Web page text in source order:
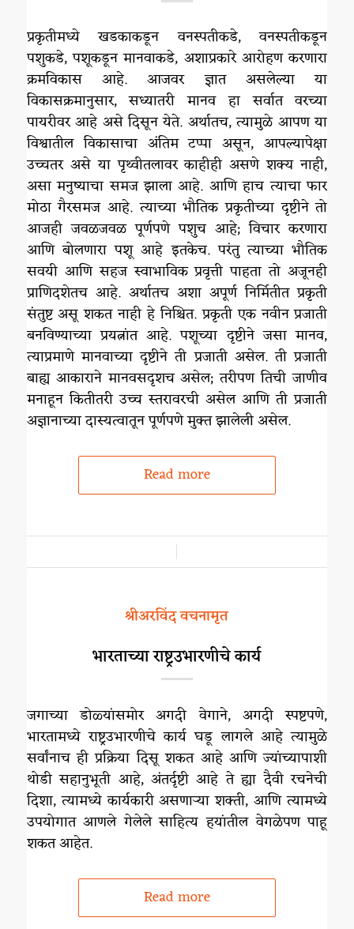
प्रकृतीमध्ये खडकाकडून वनस्पतीकडे, वनस्पतीकडून
पशुकडे, पशूकडून मानवाकडे, अशाप्रकारे आरोहण करणारा
क्रमविकास आहे. आजवर ज्ञात असलेल्या या
विकासक्रमानुसार, सध्यातरी मानव हा सर्वात वरच्या
पायरीवर आहे असे दिसून येते. अर्थातच, त्यामुळे आपण या
विश्वातील विकासाचा अंतिम टप्पा असून, आपल्यापेक्षा
उच्चतर असे या पृथ्वीतलावर काहीही असणे शक्य नाही,
असा मनुष्याचा समज झाला आहे. आणि हाच त्याचा फार
मोठा गैरसमज आहे. त्याच्या भौतिक प्रकृतीच्या दृष्टीने तो
आजही जवळजवळ पूर्णपणे पशुच आहे; विचार करणारा
आणि बोलणारा पशू आहे इतकेच. परंतु त्याच्या भौतिक
सवयी आणि सहज स्वाभाविक प्रवृत्ती पाहता तो अजूनही
प्राणिदशेतच आहे. अर्थातच अशा अपूर्ण निर्मितीत प्रकृती
संतुष्ट असू शकत नाही हे निश्चित. प्रकृती एक नवीन प्रजाती
बनविण्याच्या प्रयत्नांत आहे. पशूच्या दृष्टीने जसा मानव,
त्याप्रमाणे मानवाच्या दृष्टीने ती प्रजाती असेल. ती प्रजाती
बाह्य आकाराने मानवसदृशच असेल; तरीपण तिची जाणीव
मनाहून कितीतरी उच्च स्तरावरची असेल आणि ती प्रजाती
अज्ञानाच्या दास्यत्वातून पूर्णपणे मुक्त झालेली असेल.
Read more
श्रीअरविंद वचनामृत
भारताच्या राष्ट्रउभारणीचे कार्य
जगाच्या डोळ्यांसमोर अगदी वेगाने, अगदी स्पष्टपणे,
भारतामध्ये राष्ट्रउभारणीचे कार्य घडू लागले आहे त्यामुळे
सर्वांनाच ही प्रक्रिया दिसू शकत आहे आणि ज्यांच्यापाशी
थोडी सहानुभूती आहे, अंतर्दृष्टी आहे ते ह्या दैवी रचनेची
दिशा, त्यामध्ये कार्यकारी असणाऱ्या शक्ती, आणि त्यामध्ये
उपयोगात आणले गेलेले साहित्य हयांतील वेगळेपण पाहू
शकत आहेत.
Read more